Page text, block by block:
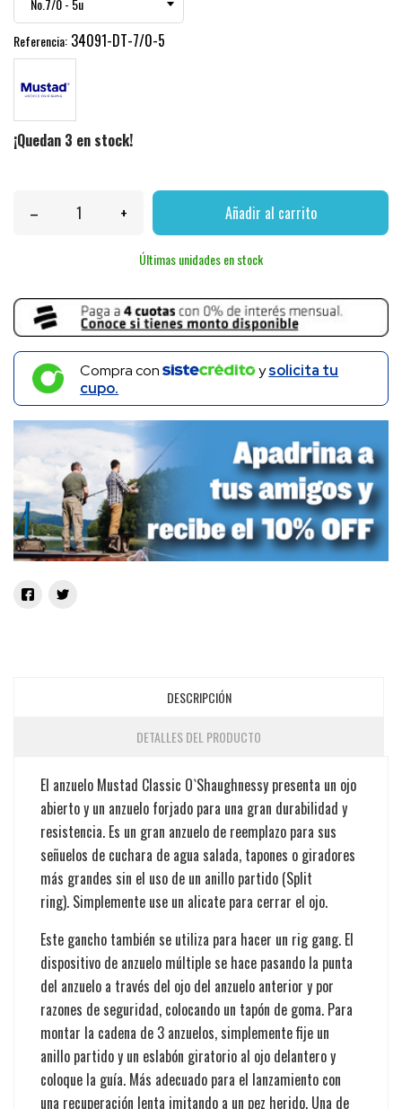
Referencia: 34091-DT-7/0-5
¡Quedan 3 en stock!
– + Añadir al carrito
Últimas unidades en stock
Compra con ysolicita tu
cupo.
DESCRIPCIÓN
DETALLES DEL PRODUCTO
El anzuelo Mustad Classic O`Shaughnessy presenta un ojo
abierto y un anzuelo forjado para una gran durabilidad y
resistencia. Es un gran anzuelo de reemplazo para sus
señuelos de cuchara de agua salada, tapones o giradores
más grandes sin el uso de un anillo partido (Split
ring). Simplemente use un alicate para cerrar el ojo.
Este gancho también se utiliza para hacer un rig gang. El
dispositivo de anzuelo múltiple se hace pasando la punta
del anzuelo a través del ojo del anzuelo anterior y por
razones de seguridad, colocando un tapón de goma. Para
montar la cadena de 3 anzuelos, simplemente fije un
anillo partido y un eslabón giratorio al ojo delantero y
coloque la guía. Más adecuado para el lanzamiento con
una recuperación lenta imitando a un pez herido. Una de